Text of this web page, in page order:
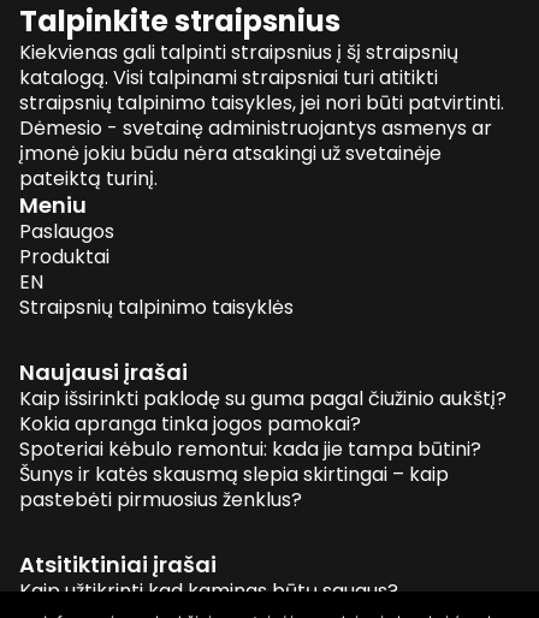
Talpinkite straipsnius
Kiekvienas gali talpinti straipsnius į šį straipsnių
katalogą. Visi talpinami straipsniai turi atitikti
straipsnių talpinimo taisykles, jei nori būti patvirtinti.
Dėmesio - svetainę administruojantys asmenys ar
įmonė jokiu būdu nėra atsakingi už svetainėje
pateiktą turinį.
Meniu
Paslaugos
Produktai
EN
Straipsnių talpinimo taisyklės
Naujausi įrašai
Kaip išsirinkti paklodę su guma pagal čiužinio aukštį?
Kokia apranga tinka jogos pamokai?
Spoteriai kėbulo remontui: kada jie tampa būtini?
Šunys ir katės skausmą slepia skirtingai – kaip
pastebėti pirmuosius ženklus?
Atsitiktiniai įrašai
Kaip užtikrinti kad kaminas būtų saugus?